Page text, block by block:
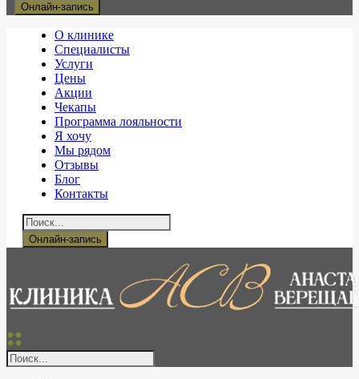
Онлайн-запись
О клинике
Специалисты
Услуги
Цены
Акции
Чекапы
Программа лояльности
Я хочу
Мы рядом
Отзывы
Блог
Контакты
Онлайн-запись